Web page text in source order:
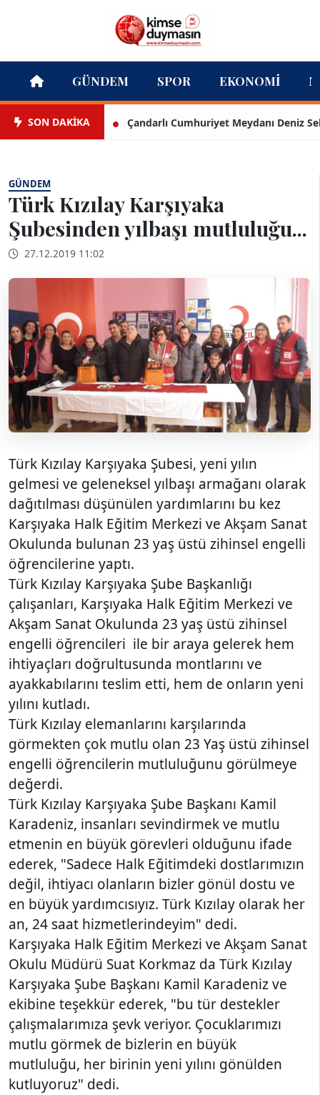
GÜNDEM SPOR EKONOMI
SON DAKİKA Çandarlı Cumhuriyet Meydanı Deniz Seki ile
GÜNDEM
Türk Kızılay Karşıyaka
Şubesinden yılbaşı mutluluğu...
27.12.2019 11:02
Türk Kızılay Karşıyaka Şubesi, yeni yılın
gelmesi ve geleneksel yılbaşı armağanı olarak
dağıtılması düşünülen yardımlarını bu kez
Karşıyaka Halk Eğitim Merkezi ve Akşam Sanat
Okulunda bulunan 23 yaş üstü zihinsel engelli
öğrencilerine yaptı.
Türk Kızılay Karşıyaka Şube Başkanlığı
çalışanları, Karşıyaka Halk Eğitim Merkezi ve
Akşam Sanat Okulunda 23 yaş üstü zihinsel
engelli öğrencileri ile bir araya gelerek hem
ihtiyaçları doğrultusunda montlarını ve
ayakkabılarını teslim etti, hem de onların yeni
yılını kutladı.
Türk Kızılay elemanlarını karşılarında
görmekten çok mutlu olan 23 Yaş üstü zihinsel
engelli öğrencilerin mutluluğunu görülmeye
değerdi.
Türk Kızılay Karşıyaka Şube Başkanı Kamil
Karadeniz, insanları sevindirmek ve mutlu
etmenin en büyük görevleri olduğunu ifade
ederek, "Sadece Halk Eğitimdeki dostlarımızın
değil, ihtiyacı olanların bizler gönül dostu ve
en büyük yardımcısıyız. Türk Kızılay olarak her
an, 24 saat hizmetlerindeyim" dedi.
Karşıyaka Halk Eğitim Merkezi ve Akşam Sanat
Okulu Müdürü Suat Korkmaz da Türk Kızılay
Karşıyaka Şube Başkanı Kamil Karadeniz ve
ekibine teşekkür ederek, "bu tür destekler
çalışmalarımıza şevk veriyor. Çocuklarımızı
mutlu görmek de bizlerin en büyük
mutluluğu, her birinin yeni yılını gönülden
kutluyoruz" dedi.